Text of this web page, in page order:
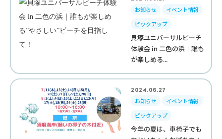
お知らせ
イベント情報
ピックアップ
貝塚ユニバーサルビーチ
体験会 in 二色の浜｜誰も
が楽しめる...
2024.06.27
お知らせ
イベント情報
ピックアップ
今年の夏は、車椅子でも